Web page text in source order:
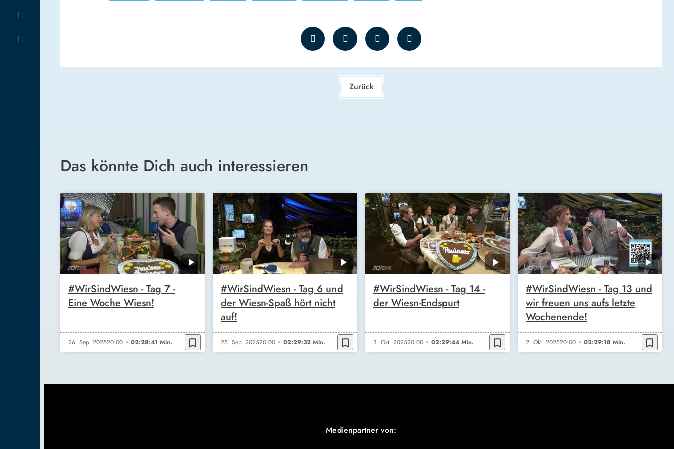
Zurück
Das könnte Dich auch interessieren
#WirSindWiesn - Tag 7 -
Eine Woche Wiesn!
26. Sep. 202520:00 02:28:41 Min. bookmark_border
#WirSindWiesn - Tag 6 und
der Wiesn-Spaß hört nicht
auf!
25. Sep. 202520:00 02:29:32 Min. bookmark_border
#WirSindWiesn - Tag 14 -
der Wiesn-Endspurt
3. Okt. 202520:00 02:29:44 Min. bookmark_border
#WirSindWiesn - Tag 13 und
wir freuen uns aufs letzte
Wochenende!
2. Okt. 202520:00 02:29:18 Min. bookmark_border
Medienpartner von: